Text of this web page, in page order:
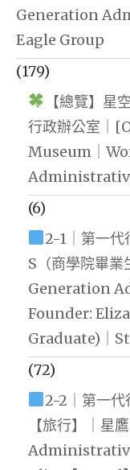
Generation
Eagle Group
(179)
【總覽】星
行政辦公室｜
Museum｜
(6)
2-1｜第一代
S（商學院畢
Generation
Founder:
Graduate)｜
(72)
2-2｜第一代
【旅行】｜